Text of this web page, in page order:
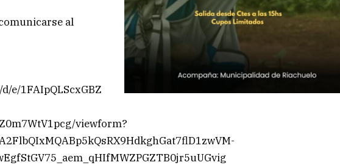
al
e/1FAIpQLScxGBZ
viewform?